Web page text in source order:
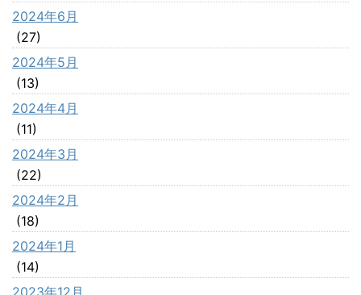
2024年6月
(27)
2024年5月
(13)
2024年4月
(11)
2024年3月
(22)
2024年2月
(18)
2024年1月
(14)
2023年12月